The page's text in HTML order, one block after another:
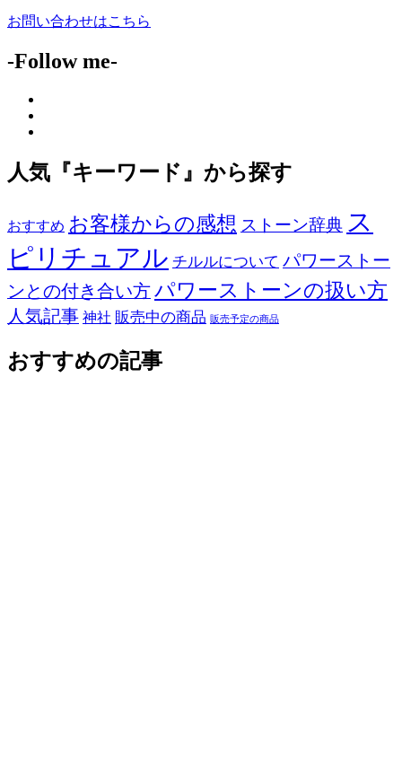
お問い合わせはこちら
-Follow me-
人気『キーワード』から探す
おすすめ お客様からの感想 ストーン辞典 ス
ピリチュアル チルルについて パワーストー
ンとの付き合い方パワーストーンの扱い方
人気記事 神社 販売中の商品 販売予定の商品
おすすめの記事